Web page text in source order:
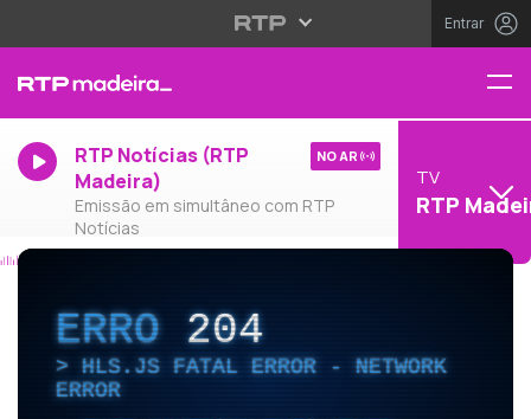
Entrar
RTP Notícias (RTP
Madeira)
Emissão em simultâneo com RTP
Notícias
NO AR
TV
RTP
ERRO204
HLS.JS FATAL ERROR - NETWORK
ERROR